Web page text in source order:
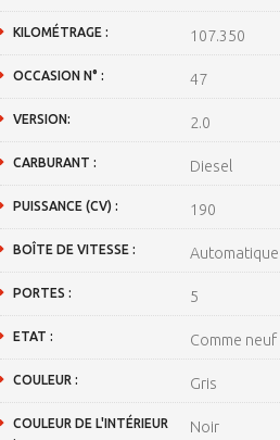
KILOMÉTRAGE : 107.350
OCCASION N° : 47
VERSION: 2.0
CARBURANT : Diesel
PUISSANCE (CV) : 190
BOÎTE DE VITESSE : Automatique
PORTES : 5
ETAT : Comme neuf
COULEUR : Gris
COULEUR DE L'INTÉRIEUR
Noir